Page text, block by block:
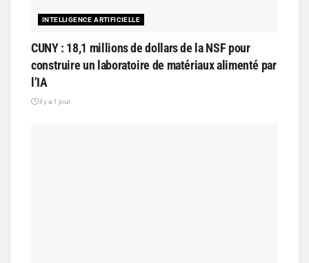
INTELLIGENCE ARTIFICIELLE
CUNY : 18,1 millions de dollars de la NSF pour
construire un laboratoire de matériaux alimenté par
l’IA
il y a 1 jour